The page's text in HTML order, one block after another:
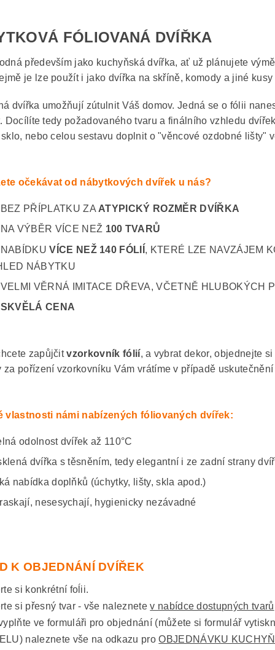
FÓLIOVANÁ DVÍŘKA
především jako kuchyňská dvířka, ať už plánujete
je lze použít i jako dvířka na skříně, komody a jiné kusy
dvířka umožňují zútulnit Váš domov. Jedná se o fólii
Docílíte tedy požadovaného tvaru a finálního vzhledu
nebo celou sestavu doplnit o "věncové ozdobné lišty"
očekávat od nábytkových dvířek u nás?
PŘÍPLATKU ZA ATYPICKÝ ROZMĚR DVÍŘKA
VÝBĚR VÍCE NEŽ 100 TVARŮ
VÍCE NEŽ 140 FÓLIÍ , KTERÉ LZE NAVZÁJEM
NÁBYTKU
VĚRNÁ IMITACE DŘEVA, VČETNĚ HLUBOKÝCH
SKVĚLÁ CENA
zapůjčitvzorkovník fólií, a vybrat dekor, objednejte
za pořízení vzorkovníku Vám vrátíme v případě
vlastnosti námi nabízených fóliovaných dvířek:
odolnost dvířek až 110°C
dvířka s těsněním, tedy elegantní i ze zadní strany
nabídka doplňků (úchytky, lišty, skla apod.)
nesesychají, hygienicky nezávadné
K OBJEDNÁNÍ DVÍŘEK
si konkrétní foĺii.
si přesný tvar - vše naleznetev nabídce dostupných tvarů
ve formuláři pro objednání (můžete si formulář
naleznete vše na odkazu proOBJEDNÁVKU